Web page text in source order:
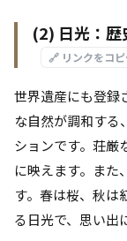
(2) 日光：歴
🔗 リンクをコピ
世界遺産にも登録
な自然が調和する
ションです。荘厳
に映えます。また
す。春は桜、秋は
る日光で、思い出